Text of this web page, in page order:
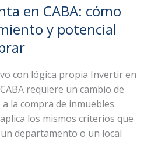
en CABA: cómo
y potencial
con lógica propia Invertir en
requiere un cambio de
la compra de inmuebles
los mismos criterios que
departamento o un local